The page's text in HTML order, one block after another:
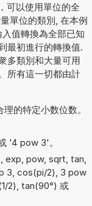
可以使用單位的全
單位的類別, 在本例
值轉換為全部已知
最初進行的轉換值.
多類別和大量可用
所有這一切都由計
的特定小数位数。
'4 pow 3'。
exp, pow, sqrt, tan,
3, cos(pi/2), 3 pow
2), tan(90°) 或